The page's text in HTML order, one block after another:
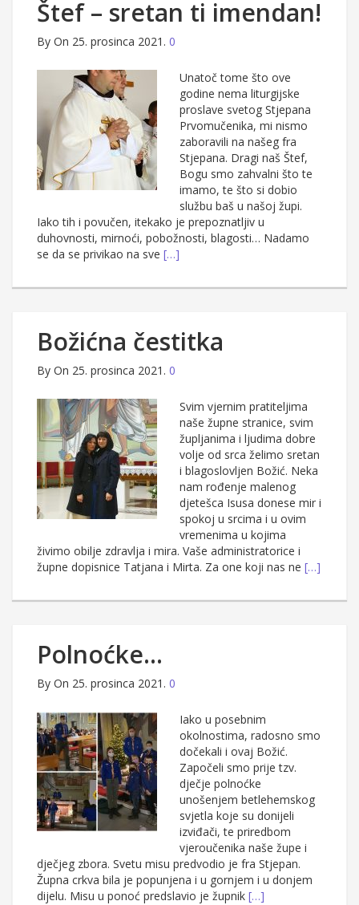
Štef – sretan ti imendan!
By On 25. prosinca 2021. 0
Unatoč tome što ove
godine nema liturgijske
proslave svetog Stjepana
Prvomučenika, mi nismo
zaboravili na našeg fra
Stjepana. Dragi naš Štef,
Bogu smo zahvalni što te
imamo, te što si dobio
službu baš u našoj župi.
Iako tih i povučen, itekako je prepoznatljiv u
duhovnosti, mirnoći, pobožnosti, blagosti… Nadamo
se da se privikao na sve […]
Božićna čestitka
By On 25. prosinca 2021. 0
Svim vjernim pratiteljima
naše župne stranice, svim
župljanima i ljudima dobre
volje od srca želimo sretan
i blagoslovljen Božić. Neka
nam rođenje malenog
djetešca Isusa donese mir i
spokoj u srcima i u ovim
vremenima u kojima
živimo obilje zdravlja i mira. Vaše administratorice i
župne dopisnice Tatjana i Mirta. Za one koji nas ne […]
Polnoćke…
By On 25. prosinca 2021. 0
Iako u posebnim
okolnostima, radosno smo
dočekali i ovaj Božić.
Započeli smo prije tzv.
dječje polnoćke
unošenjem betlehemskog
svjetla koje su donijeli
izviđači, te priredbom
vjeroučenika naše župe i
dječjeg zbora. Svetu misu predvodio je fra Stjepan.
Župna crkva bila je popunjena i u gornjem i u donjem
dijelu. Misu u ponoć predslavio je župnik […]